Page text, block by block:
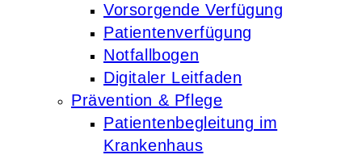
Vorsorgende Verfügung
Patientenverfügung
Notfallbogen
Digitaler Leitfaden
Prävention & Pflege
Patientenbegleitung im
Krankenhaus